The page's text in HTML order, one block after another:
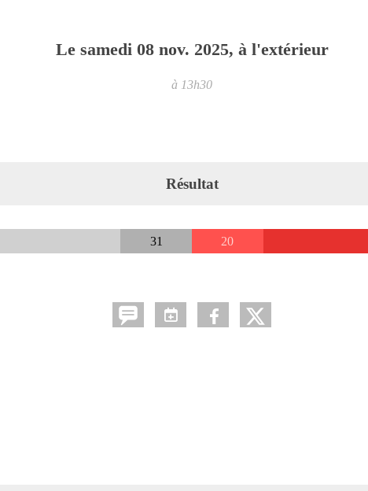
Le samedi 08 nov. 2025, à l'extérieur
à 13h30
Résultat
31 20